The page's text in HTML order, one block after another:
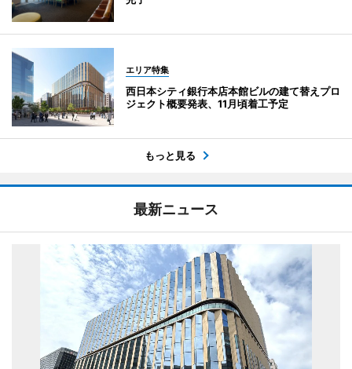
エリア特集
西日本シティ銀行本店本館ビルの建て替えプロ
ジェクト概要発表、11月頃着工予定
もっと見る
最新ニュース